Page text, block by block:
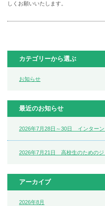
しくお願いいたします。
カテゴリーから選ぶ
お知らせ
最近のお知らせ
2026年7月28日～30日 インターン
2026年7月21日 高校生のためのジ
アーカイブ
2026年8月